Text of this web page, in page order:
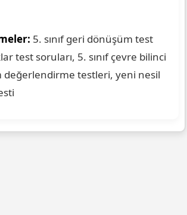
5. sınıf geri dönüşüm test
test soruları, 5. sınıf çevre bilinci
değerlendirme testleri, yeni nesil